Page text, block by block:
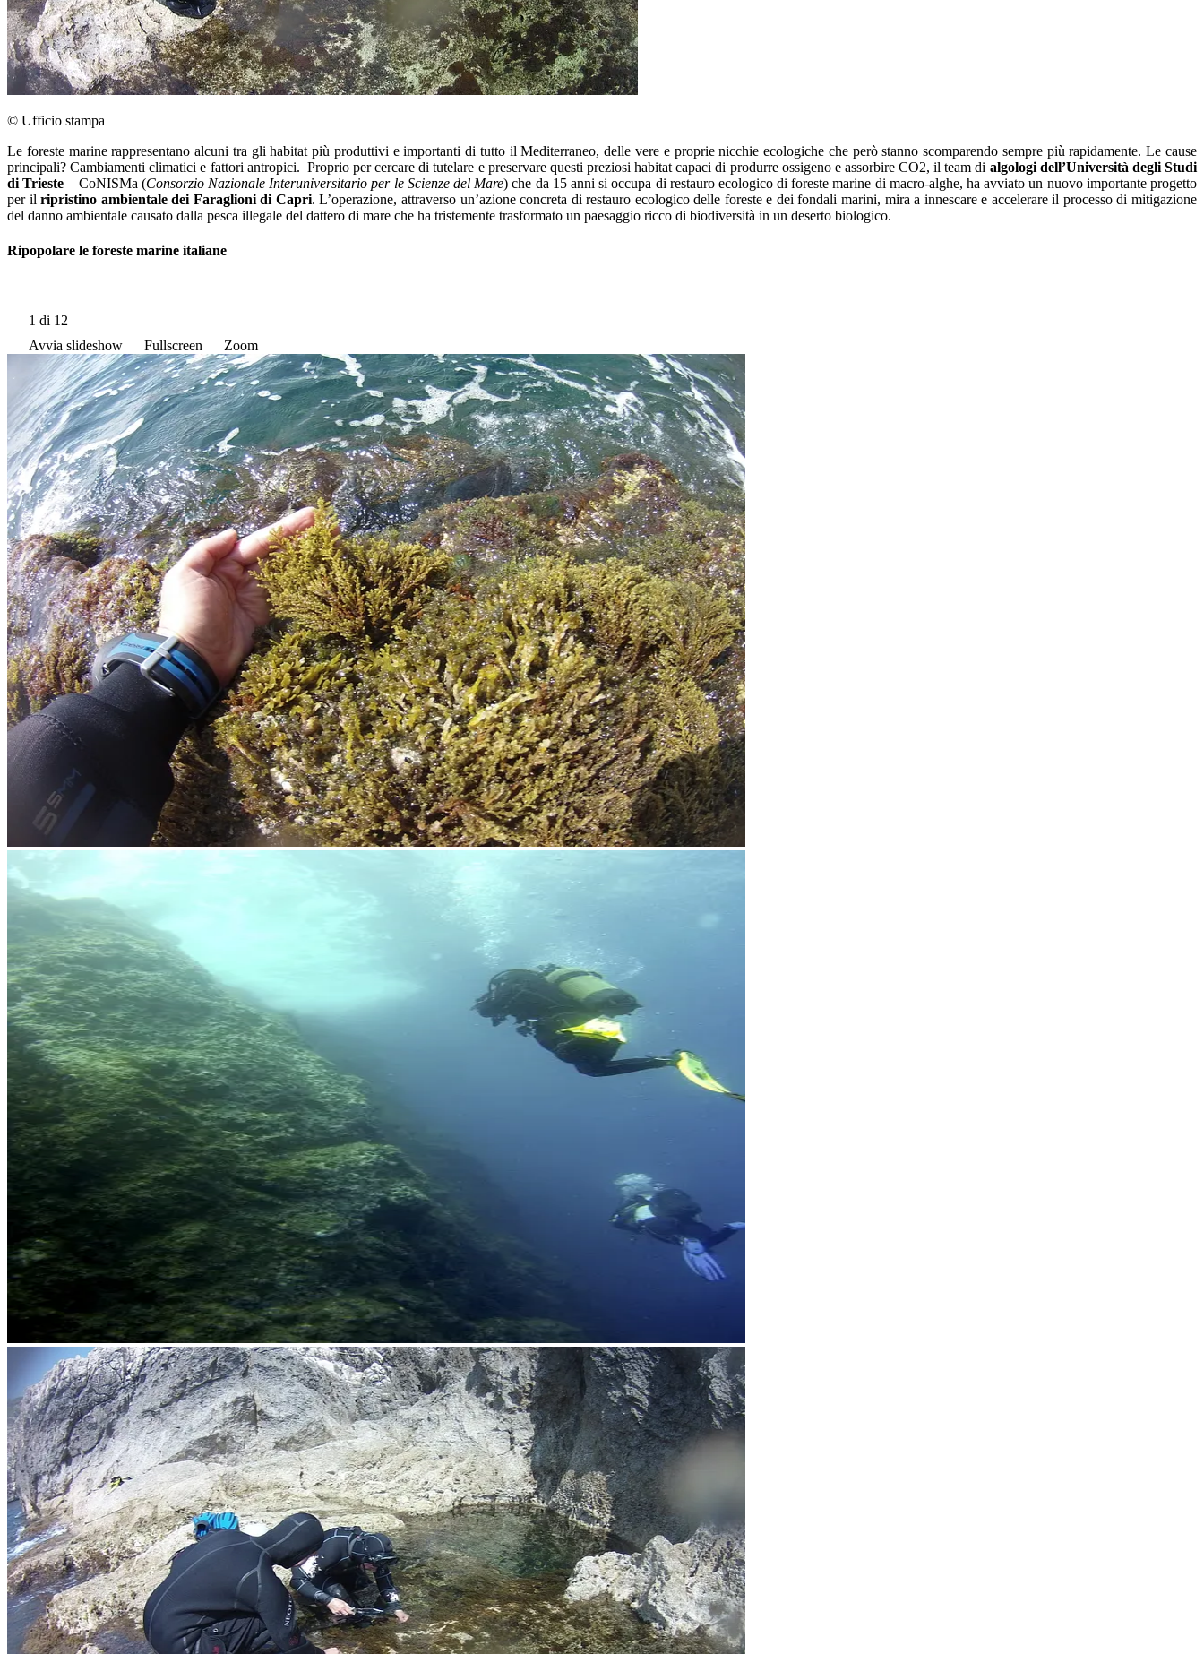
© Ufficio stampa
Le foreste marine rappresentano alcuni tra gli habitat più produttivi e importanti di tutto il Mediterraneo, delle vere e proprie nicchie ecologiche che però stanno scomparendo sempre più rapidamente. Le cause
principali? Cambiamenti climatici e fattori antropici. Proprio per cercare di tutelare e preservare questi preziosi habitat capaci di produrre ossigeno e assorbire CO2, il team di algologi dell’Università degli Studi
di Trieste – CoNISMa (Consorzio Nazionale Interuniversitario per le Scienze del Mare) che da 15 anni si occupa di restauro ecologico di foreste marine di macro-alghe, ha avviato un nuovo importante progetto
per ilripristino ambientale dei Faraglioni di Capri. L’operazione, attraverso un’azione concreta di restauro ecologico delle foreste e dei fondali marini, mira a innescare e accelerare il processo di mitigazione
del danno ambientale causato dalla pesca illegale del dattero di mare che ha tristemente trasformato un paesaggio ricco di biodiversità in un deserto biologico.
Ripopolare le foreste marine italiane
1 di 12
Avvia slideshow
Fullscreen Zoom